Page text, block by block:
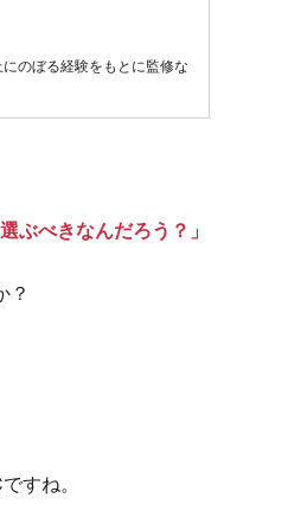
のぼる経験をもとに監修な
べきなんだろう？」
？
すね。